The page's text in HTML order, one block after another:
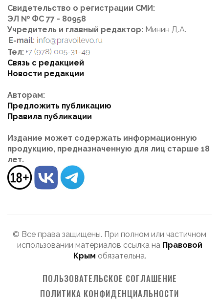
Свидетельство о регистрации СМИ:
ЭЛ № ФС 77 - 80958
Учредитель и главный редактор: Минин Д.А.
Тел:
Связь с редакцией
Новости редакции
Авторам:
Предложить публикацию
Правила публикации
Издание может содержать информационную
продукцию, предназначенную для лиц старше 18
лет.
© Все права защищены. При полном или частичном
использовании материалов ссылка на Правовой
Крым обязательна.
ПОЛЬЗОВАТЕЛЬСКОЕ СОГЛАШЕНИЕ
ПОЛИТИКА КОНФИДЕНЦИАЛЬНОСТИ